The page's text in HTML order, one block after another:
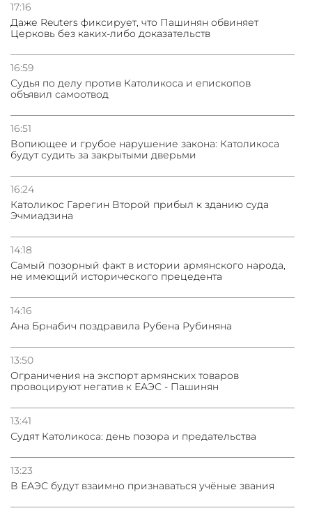
17:16
Даже Reuters фиксирует, что Пашинян обвиняет
Церковь без каких-либо доказательств
16:59
Судья по делу против Католикоса и епископов
объявил самоотвод
16:51
Вопиющее и грубое нарушение закона: Католикоса
будут судить за закрытыми дверьми
16:24
Католикос Гарегин Второй прибыл к зданию суда
Эчмиадзина
14:18
Самый позорный факт в истории армянского народа,
не имеющий исторического прецедента
14:16
Ана Брнабич поздравила Рубена Рубиняна
13:50
Oграничения на экспорт армянских товаров
провоцируют негатив к ЕАЭС - Пашинян
13:41
Судят Католикоса: день позора и предательства
13:23
В ЕАЭС будут взаимно признаваться учёные звания